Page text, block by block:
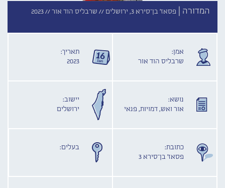
המדורה | פסאז' בן־סירא 3, ירושלים // שרבליס הוד אור //2023
אמן:
שרבליס הוד אור
תאריך:
2023
נושא:
אור ואש, דמויות, פנאי
יישוב:
ירושלים
כתובת:
פסאז' בן־סירא 3
בעלים: